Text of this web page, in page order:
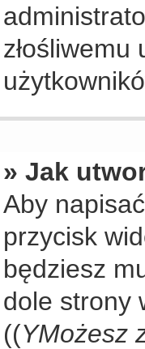
» Jak
Aby
przycisk
będziesz
dole strony
((YMożesz